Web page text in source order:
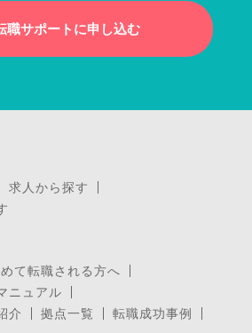
職サポートに申し込む
求人から探す
て転職される方へ
ニュアル
介
拠点一覧
転職成功事例